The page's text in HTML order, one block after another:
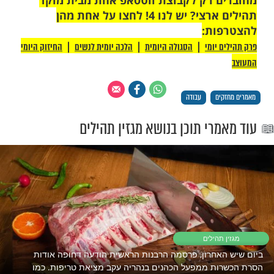
של המנכ"ל והתחיל לחשוב מחשבות
לאחר מספר ימים שימי היה במטבח של
לפתע מנכ"ל החברה קרא לו בחום: "מה
הרבה זמן לא ראיתי אותך…".
אומר שימי, "הרגשתי בחום ואהבה נדירים
הוא אמר לי: "היכנס לחדר שלי". לאחר
הוא אמר לי: "אתה יכול להיכנס למשרד שלי
אתה לא צריך את האישור של המזכירה".
אותי לידו, הכין לי כוס קפה ונתן לי תשובה
קידום! הייתי המום לחלוטין, וכל זאת לאחר
הקשר שלנו לא היה כך כלל!
יכין האדם את ליבו לאהוב את חבירו, כמו כן
חבירו לאהוב אותו". כשאתה חושב בליבך
חברך, באותם רגעים מצטיירות מחשבות